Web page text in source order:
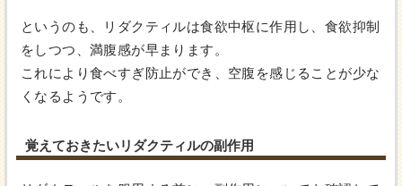
というのも、リダクティルは食欲中枢に作用し、食欲抑制
をしつつ、満腹感が早まります。
これにより食べすぎ防止ができ、空腹を感じることが少な
くなるようです。
覚えておきたいリダクティルの副作用